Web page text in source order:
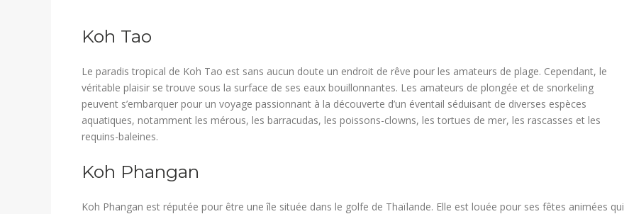
​Koh Tao
Le paradis tropical de Koh Tao est sans aucun doute un endroit de rêve pour les amateurs de plage. Cependant, le
véritable plaisir se trouve sous la surface de ses eaux bouillonnantes. Les amateurs de plongée et de snorkeling
peuvent s’embarquer pour un voyage passionnant à la découverte d’un éventail séduisant de diverses espèces
aquatiques, notamment les mérous, les barracudas, les poissons-clowns, les tortues de mer, les rascasses et les
requins-baleines.
​Koh Phangan
Koh Phangan est réputée pour être une île située dans le golfe de Thaïlande. Elle est louée pour ses fêtes animées qui